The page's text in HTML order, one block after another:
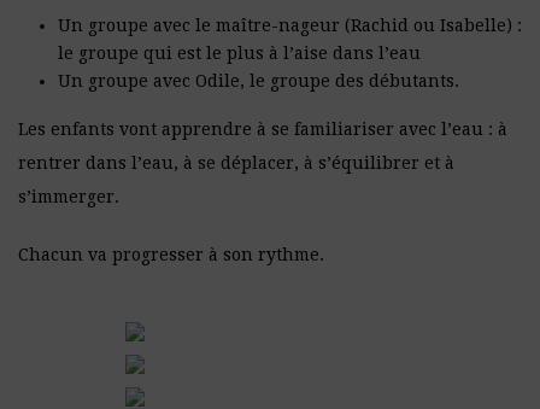
Un groupe avec le maître-nageur (Rachid ou Isabelle) :
le groupe qui est le plus à l’aise dans l’eau
Un groupe avec Odile, le groupe des débutants.
Les enfants vont apprendre à se familiariser avec l’eau : à
rentrer dans l’eau, à se déplacer, à s’équilibrer et à
s’immerger.
Chacun va progresser à son rythme.